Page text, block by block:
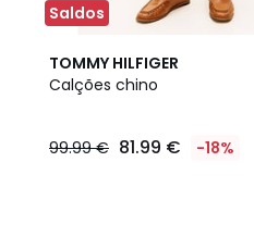
Saldos
TOMMY HILFIGER
Calções chino
99.99 € 81.99 € -18%
2
Cores